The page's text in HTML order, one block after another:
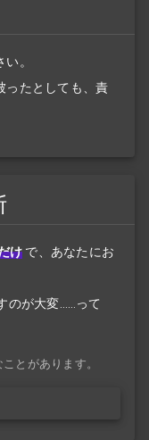
。
ったとしても、責
け で、あなたにお
のが大変……って
とがあります。